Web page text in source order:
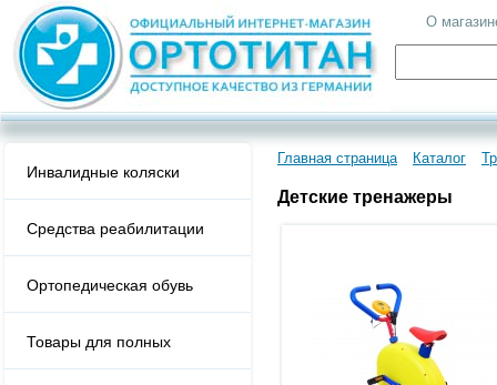
О
Инвалидные коляски
Средства реабилитации
Ортопедическая обувь
Товары для полных
Главная страница Каталог
Детские тренажеры